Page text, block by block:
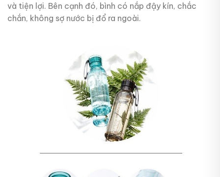
và tiện lợi. Bên cạnh đó, bình có nắp đậy kín, chắc
chắn, không sợ nước bị đổ ra ngoài.